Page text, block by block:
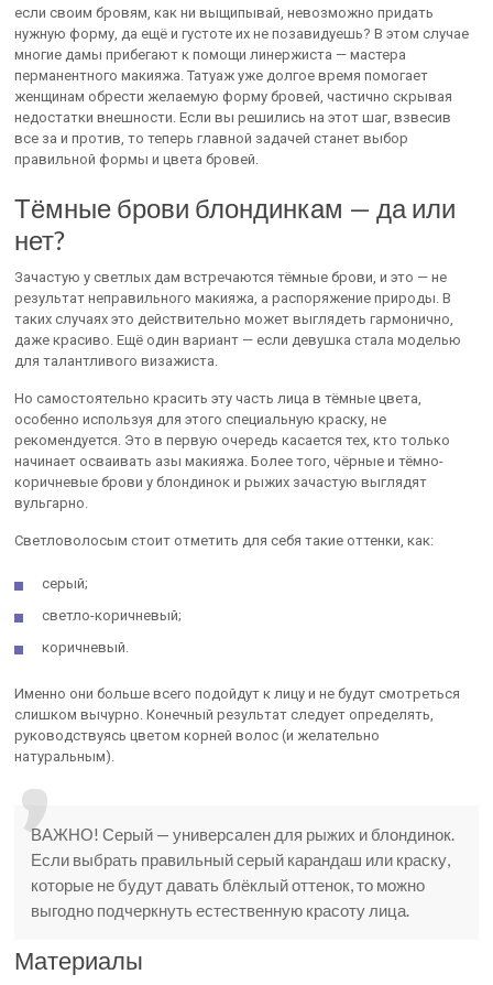
если своим бровям, как ни выщипывай, невозможно придать
нужную форму, да ещё и густоте их не позавидуешь? В этом случае
многие дамы прибегают к помощи линержиста — мастера
перманентного макияжа. Татуаж уже долгое время помогает
женщинам обрести желаемую форму бровей, частично скрывая
недостатки внешности. Если вы решились на этот шаг, взвесив
все за и против, то теперь главной задачей станет выбор
правильной формы и цвета бровей.
Тёмные брови блондинкам — да или
нет?
Зачастую у светлых дам встречаются тёмные брови, и это — не
результат неправильного макияжа, а распоряжение природы. В
таких случаях это действительно может выглядеть гармонично,
даже красиво. Ещё один вариант — если девушка стала моделью
для талантливого визажиста.
Но самостоятельно красить эту часть лица в тёмные цвета,
особенно используя для этого специальную краску, не
рекомендуется. Это в первую очередь касается тех, кто только
начинает осваивать азы макияжа. Более того, чёрные и тёмно-
коричневые брови у блондинок и рыжих зачастую выглядят
вульгарно.
Светловолосым стоит отметить для себя такие оттенки, как:
серый;
светло-коричневый;
коричневый.
Именно они больше всего подойдут к лицу и не будут смотреться
слишком вычурно. Конечный результат следует определять,
руководствуясь цветом корней волос (и желательно
натуральным).
ВАЖНО! Серый — универсален для рыжих и блондинок.
Если выбрать правильный серый карандаш или краску,
которые не будут давать блёклый оттенок, то можно
выгодно подчеркнуть естественную красоту лица.
Материалы